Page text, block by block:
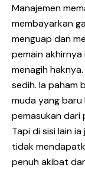
Manajemen
membayarkan
menguap dan
pemain
menagih
sedih. Ia paham
muda yang
pemasukan dari
Tapi di sisi lain
tidak
penuh akibat